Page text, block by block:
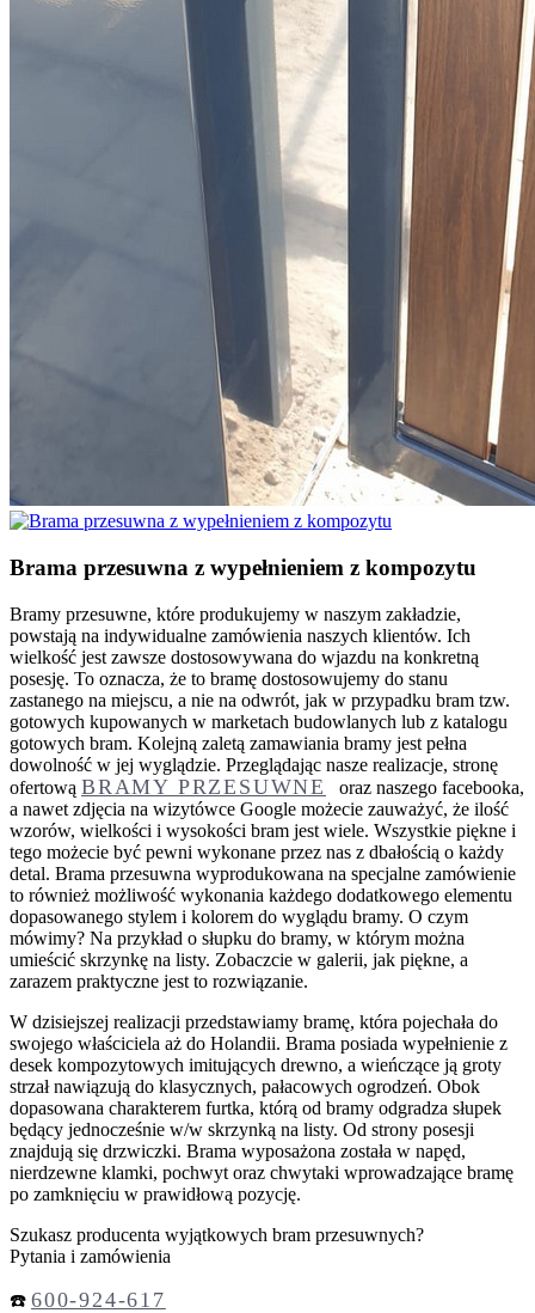
Brama przesuwna z wypełnieniem z kompozytu
Bramy przesuwne, które produkujemy w naszym zakładzie,
powstają na indywidualne zamówienia naszych klientów. Ich
wielkość jest zawsze dostosowywana do wjazdu na konkretną
posesję. To oznacza, że to bramę dostosowujemy do stanu
zastanego na miejscu, a nie na odwrót, jak w przypadku bram tzw.
gotowych kupowanych w marketach budowlanych lub z katalogu
gotowych bram. Kolejną zaletą zamawiania bramy jest pełna
dowolność w jej wyglądzie. Przeglądając nasze realizacje, stronę
ofertową BRAMY PRZESUWNE
oraz naszego facebooka,
a nawet zdjęcia na wizytówce Google możecie zauważyć, że ilość
wzorów, wielkości i wysokości bram jest wiele. Wszystkie piękne i
tego możecie być pewni wykonane przez nas z dbałością o każdy
detal. Brama przesuwna wyprodukowana na specjalne zamówienie
to również możliwość wykonania każdego dodatkowego elementu
dopasowanego stylem i kolorem do wyglądu bramy. O czym
mówimy? Na przykład o słupku do bramy, w którym można
umieścić skrzynkę na listy. Zobaczcie w galerii, jak piękne, a
zarazem praktyczne jest to rozwiązanie.
W dzisiejszej realizacji przedstawiamy bramę, która pojechała do
swojego właściciela aż do Holandii. Brama posiada wypełnienie z
desek kompozytowych imitujących drewno, a wieńczące ją groty
strzał nawiązują do klasycznych, pałacowych ogrodzeń. Obok
dopasowana charakterem furtka, którą od bramy odgradza słupek
będący jednocześnie w/w skrzynką na listy. Od strony posesji
znajdują się drzwiczki. Brama wyposażona została w napęd,
nierdzewne klamki, pochwyt oraz chwytaki wprowadzające bramę
po zamknięciu w prawidłową pozycję.
Szukasz producenta wyjątkowych bram przesuwnych?
Pytania i zamówienia
☎️ 600-924-617